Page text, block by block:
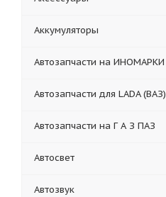
Аккумуляторы
Автозапчасти на ИНОМАРКИ
Автозапчасти для LADA (ВАЗ)
Автозапчасти на Г А З ПАЗ
Автосвет
Автозвук